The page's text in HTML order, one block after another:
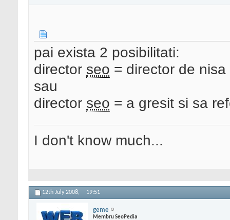
pai exista 2 posibilitati:
director seo = director de
sau
director seo = a gresit si sa
I don't know much...
12th July 2008, 19:51
geme
Membru SeoPedia